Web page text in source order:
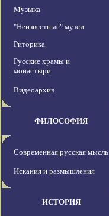
Музыка
"Неизвестные" музеи
Риторика
Русские храмы и
монастыри
Видеоархив
ФИЛОСОФИЯ
Современная русская мысль
Искания и размышления
ИСТОРИЯ